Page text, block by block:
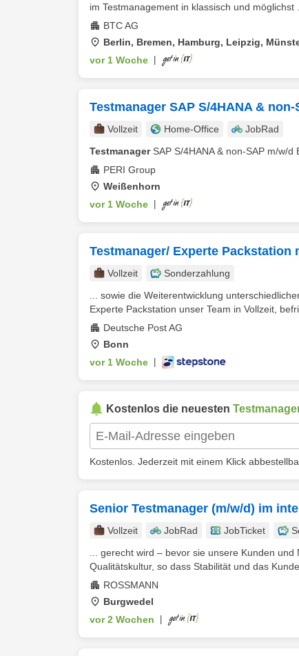
im Testmanagement in klassisch und möglichst ...
BTC AG
Berlin, Bremen, Hamburg, Leipzig,
vor 1 Woche
Testmanager SAP S/4HANA & non-
Vollzeit Home-Office
JobRad
TestmanagerSAP S/4HANA & non-SAP m/w/d
PERI Group
Weißenhorn
vor 1 Woche
Testmanager/ Experte Packstation
Vollzeit
Sonderzahlung
... sowie die Weiterentwicklung
Experte Packstation unser Team in Vollzeit,
Deutsche Post AG
Bonn
vor 1 Woche
Kostenlos die neuesten
Kostenlos. Jederzeit mit einem Klick
Senior Testmanager (m/w/d) im
Vollzeit JobRad JobTicket
... gerecht wird – bevor sie unsere Kunden
Qualitätskultur, so dass Stabilität und das
ROSSMANN
Burgwedel
vor 2 Wochen